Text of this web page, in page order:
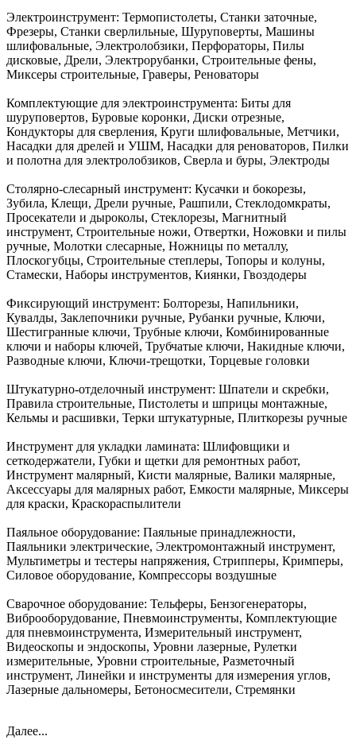
Электроинструмент: Термопистолеты, Станки заточные,
Фрезеры, Станки сверлильные, Шуруповерты, Машины
шлифовальные, Электролобзики, Перфораторы, Пилы
дисковые, Дрели, Электрорубанки, Строительные фены,
Миксеры строительные, Граверы, Реноваторы
Комплектующие для электроинструмента: Биты для
шуруповертов, Буровые коронки, Диски отрезные,
Кондукторы для сверления, Круги шлифовальные, Метчики,
Насадки для дрелей и УШМ, Насадки для реноваторов, Пилки
и полотна для электролобзиков, Сверла и буры, Электроды
Столярно-слесарный инструмент: Кусачки и бокорезы,
Зубила, Клещи, Дрели ручные, Рашпили, Стеклодомкраты,
Просекатели и дыроколы, Стеклорезы, Магнитный
инструмент, Строительные ножи, Отвертки, Ножовки и пилы
ручные, Молотки слесарные, Ножницы по металлу,
Плоскогубцы, Строительные степлеры, Топоры и колуны,
Стамески, Наборы инструментов, Киянки, Гвоздодеры
Фиксирующий инструмент: Болторезы, Напильники,
Кувалды, Заклепочники ручные, Рубанки ручные, Ключи,
Шестигранные ключи, Трубные ключи, Комбинированные
ключи и наборы ключей, Трубчатые ключи, Накидные ключи,
Разводные ключи, Ключи-трещотки, Торцевые головки
Штукатурно-отделочный инструмент: Шпатели и скребки,
Правила строительные, Пистолеты и шприцы монтажные,
Кельмы и расшивки, Терки штукатурные, Плиткорезы ручные
Инструмент для укладки ламината: Шлифовщики и
сеткодержатели, Губки и щетки для ремонтных работ,
Инструмент малярный, Кисти малярные, Валики малярные,
Аксессуары для малярных работ, Емкости малярные, Миксеры
для краски, Краскораспылители
Паяльное оборудование: Паяльные принадлежности,
Паяльники электрические, Электромонтажный инструмент,
Мультиметры и тестеры напряжения, Стрипперы, Кримперы,
Силовое оборудование, Компрессоры воздушные
Сварочное оборудование: Тельферы, Бензогенераторы,
Виброоборудование, Пневмоинструменты, Комплектующие
для пневмоинструмента, Измерительный инструмент,
Видеоскопы и эндоскопы, Уровни лазерные, Рулетки
измерительные, Уровни строительные, Разметочный
инструмент, Линейки и инструменты для измерения углов,
Лазерные дальномеры, Бетоносмесители, Стремянки
Далее...